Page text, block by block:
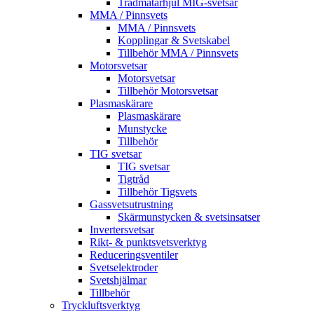
Trådmatarhjul MIG-svetsar
MMA / Pinnsvets
MMA / Pinnsvets
Kopplingar & Svetskabel
Tillbehör MMA / Pinnsvets
Motorsvetsar
Motorsvetsar
Tillbehör Motorsvetsar
Plasmaskärare
Plasmaskärare
Munstycke
Tillbehör
TIG svetsar
TIG svetsar
Tigtråd
Tillbehör Tigsvets
Gassvetsutrustning
Skärmunstycken & svetsinsatser
Invertersvetsar
Rikt- & punktsvetsverktyg
Reduceringsventiler
Svetselektroder
Svetshjälmar
Tillbehör
Tryckluftsverktyg